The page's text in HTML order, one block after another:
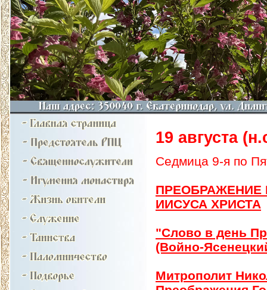
19 августа
Седмица 9-я по
ПРЕОБРАЖЕНИЕ
ИИСУСА ХРИСТА
"Слово в день
(Войно-
Митрополит